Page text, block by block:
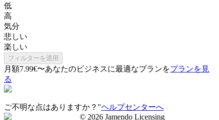
低
高
気分
悲しい
楽しい
フィルターを適用
月額7.99€〜あなたのビジネスに最適なプランをプランを見
る
ご不明な点はありますか？"ヘルプセンターへ
© 2026 Jamendo Licensing